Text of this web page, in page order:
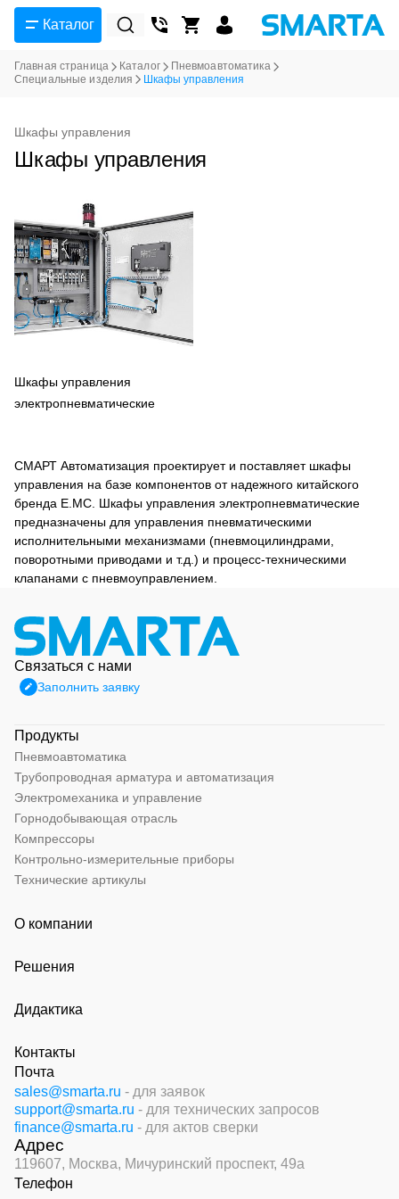
Каталог
Главная страница Каталог
Пневмоавтоматика
Специальные изделия
Шкафы управления
Шкафы управления
Шкафы управления
Шкафы управления
электропневматические
СМАРТ Автоматизация проектирует и поставляет шкафы
управления на базе компонентов от надежного китайского
бренда E.MC. Шкафы управления электропневматические
предназначены для управления пневматическими
исполнительными механизмами (пневмоцилиндрами,
поворотными приводами и т.д.) и процесс-техническими
клапанами с пневмоуправлением.
Связаться с нами
Заполнить заявку
Продукты
Пневмоавтоматика
Трубопроводная арматура и автоматизация
Электромеханика и управление
Горнодобывающая отрасль
Компрессоры
Контрольно-измерительные приборы
Технические артикулы
О компании
Решения
Дидактика
Контакты
Почта
sales@smarta.ru - для заявок
support@smarta.ru - для технических запросов
finance@smarta.ru - для актов сверки
Адрес
119607, Москва, Мичуринский проспект, 49а
Телефон